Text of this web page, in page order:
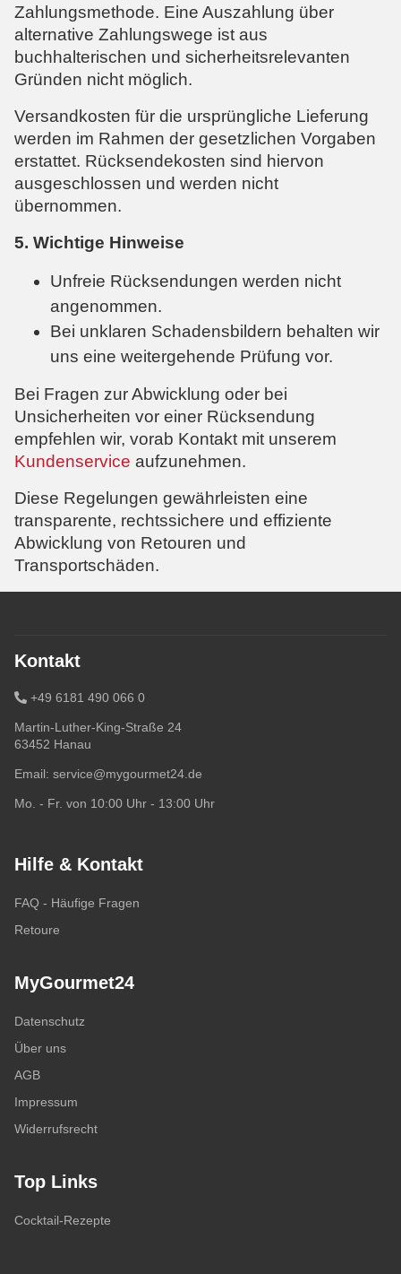
Zahlungsmethode. Eine Auszahlung über
alternative Zahlungswege ist aus
buchhalterischen und sicherheitsrelevanten
Gründen nicht möglich.
Versandkosten für die ursprüngliche Lieferung
werden im Rahmen der gesetzlichen Vorgaben
erstattet. Rücksendekosten sind hiervon
ausgeschlossen und werden nicht
übernommen.
5. Wichtige Hinweise
Unfreie Rücksendungen werden nicht
angenommen.
Bei unklaren Schadensbildern behalten wir
uns eine weitergehende Prüfung vor.
Bei Fragen zur Abwicklung oder bei
Unsicherheiten vor einer Rücksendung
empfehlen wir, vorab Kontakt mit unserem
Kundenservice aufzunehmen.
Diese Regelungen gewährleisten eine
transparente, rechtssichere und effiziente
Abwicklung von Retouren und
Transportschäden.
Kontakt
+49 6181 490 066 0
Martin-Luther-King-Straße 24
63452 Hanau
Email: service@mygourmet24.de
Mo. - Fr. von 10:00 Uhr - 13:00 Uhr
Hilfe & Kontakt
FAQ - Häufige Fragen
Retoure
MyGourmet24
Datenschutz
Über uns
AGB
Impressum
Widerrufsrecht
Top Links
Cocktail-Rezepte